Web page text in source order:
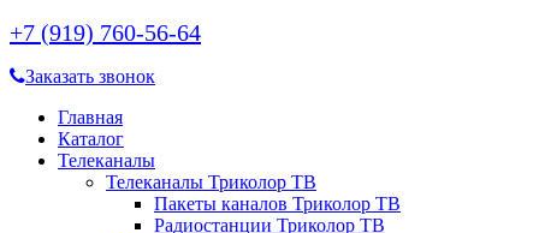
+7 (919) 760-56-64
Заказать звонок
Главная
Каталог
Телеканалы
Телеканалы Триколор ТВ
Пакеты каналов Триколор ТВ
Радиостанции Триколор ТВ